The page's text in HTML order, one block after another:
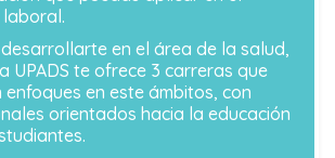
en el área de la salud,
UPADS te ofrece 3 carreras que
enfoques en este ámbitos, con
orientados hacia la educación